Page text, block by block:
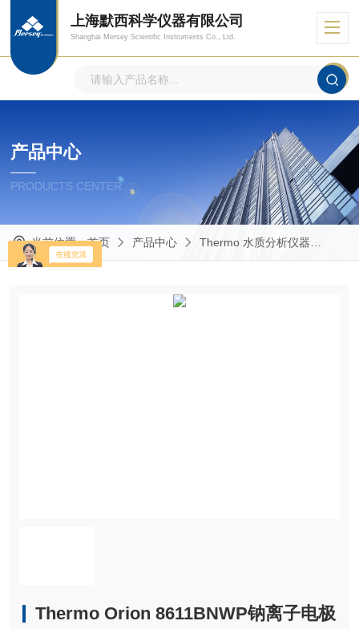
上海默西科学仪器有限公司
Shanghai Mersey Scientific Instruments Co., Ltd.
产品中心
PRODUCTS CENTER
当前位置：首页 产品中心 Thermo 水质分析仪器
Thermo Orion 8611BNWP钠离子电极